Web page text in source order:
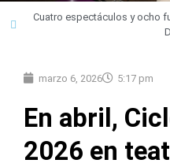
Cuatro espectáculos y ocho
marzo 6, 2026 5:17 pm
En abril,
2026 en